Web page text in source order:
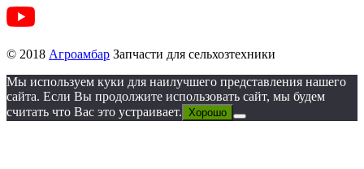
© 2018 Агроамбар Запчасти для сельхозтехники
Мы используем куки для наилучшего представления нашего
сайта. Если Вы продолжите использовать сайт, мы будем
считать что Вас это устраивает. Хорошо